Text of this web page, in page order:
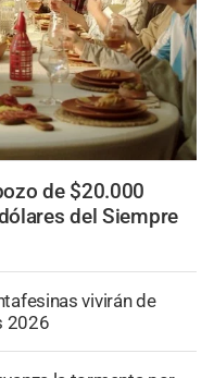
de $20.000
del Siempre
vivirán de
2026